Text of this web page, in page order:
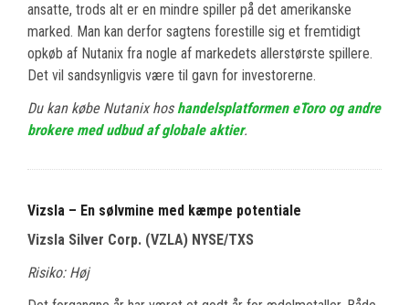
ansatte, trods alt er en mindre spiller på det amerikanske
marked. Man kan derfor sagtens forestille sig et fremtidigt
opkøb af Nutanix fra nogle af markedets allerstørste spillere.
Det vil sandsynligvis være til gavn for investorerne.
Du kan købe Nutanix hoshandelsplatformen eToro og andre
brokere med udbud af globale aktier.
Vizsla – En sølvmine med kæmpe potentiale
Vizsla Silver Corp. (VZLA) NYSE/TXS
Risiko: Høj